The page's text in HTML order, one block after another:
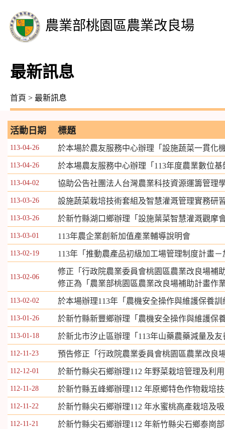
農業部桃園區農業改良場
最新訊息
首頁 > 最新訊息
活動日期 標題
113-04-26 於本場於農友服務中心辦理「設施蔬菜一貫化
113-04-26 於本場農友服務中心辦理「113年度農業數位
113-04-02 協助公告社團法人台灣農業科技資源運籌管理
113-03-26 設施蔬菜栽培技術套組及智慧灌溉管理實務研
113-03-26 於新竹縣湖口鄉辦理「設施葉菜智慧灌溉觀摩
113-03-01 113年農企業創新加值產業輔導說明會
113-02-19 113年「推動農產品初級加工場管理制度計畫
113-02-06
修正「行政院農業委員會桃園區農業改良場補
修正為「農業部桃園區農業改良場補助計畫作
113-02-02 於本場辦理113年「農機安全操作與維護保養
113-01-26 於新竹縣新豐鄉辦理「農機安全操作與維護保
113-01-18 於新北市汐止區辦理「113年山藥農藥減量及
112-11-23 預告修正「行政院農業委員會桃園區農業改良
112-12-01 於新竹縣尖石鄉辦理112 年野菜栽培管理及利
112-11-28 於新竹縣五峰鄉辦理112 年原鄉特色作物栽培
112-11-22 於新竹縣尖石鄉辦理112 年水蜜桃高產栽培及
112-11-21 於新竹縣尖石鄉辦理112 年新竹縣尖石鄉泰崗